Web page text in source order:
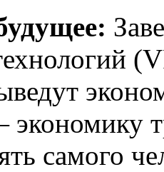
самого